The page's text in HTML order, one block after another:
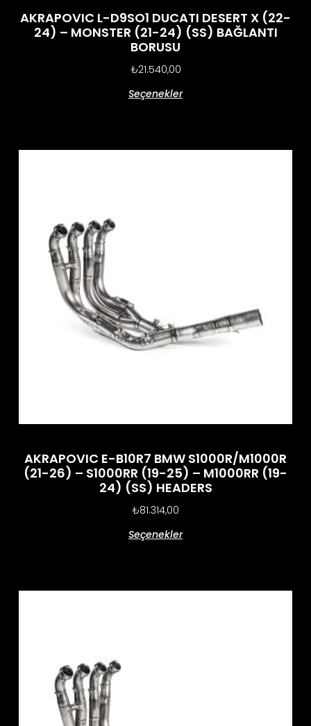
AKRAPOVIC L-D9SO1 DUCATI DESERT X (22-
24) – MONSTER (21-24) (SS) BAĞLANTI
BORUSU
₺21.540,00
Seçenekler
AKRAPOVIC E-B10R7 BMW S1000R/M1000R
(21-26) – S1000RR (19-25) – M1000RR (19-
24) (SS) HEADERS
₺81.314,00
Seçenekler